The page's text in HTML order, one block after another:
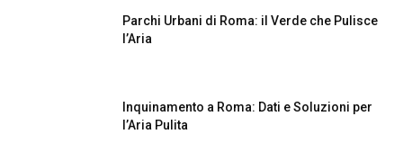
Parchi Urbani di Roma: il Verde che Pulisce
l’Aria
Inquinamento a Roma: Dati e Soluzioni per
l’Aria Pulita